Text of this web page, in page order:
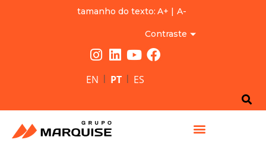
tamanho do texto: A+ | A-
Contraste
EN | PT | ES